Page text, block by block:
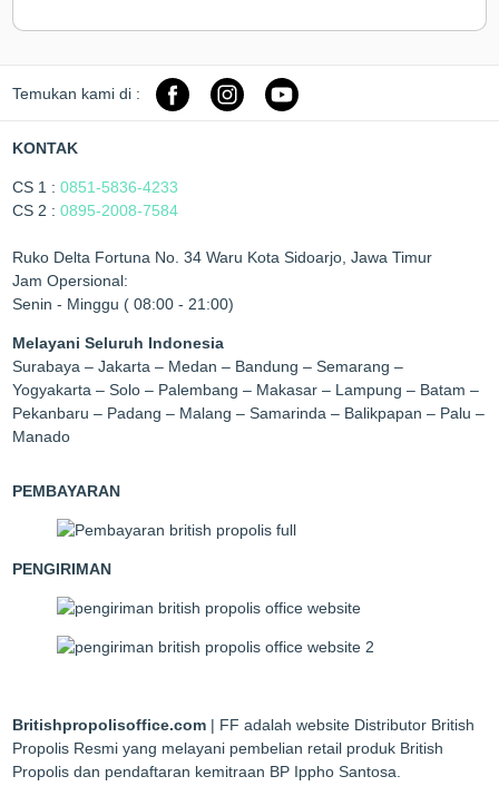
Temukan kami di :
KONTAK
CS 1 :0851-5836-4233
CS 2 :0895-2008-7584
Ruko Delta Fortuna No. 34 Waru Kota Sidoarjo, Jawa Timur
Jam Opersional:
Senin - Minggu ( 08:00 - 21:00)
Melayani Seluruh Indonesia
Surabaya – Jakarta – Medan – Bandung – Semarang –
Yogyakarta – Solo – Palembang – Makasar – Lampung – Batam –
Pekanbaru – Padang – Malang – Samarinda – Balikpapan – Palu –
Manado
PEMBAYARAN
PENGIRIMAN
Britishpropolisoffice.com | FF adalah website Distributor British
Propolis Resmi yang melayani pembelian retail produk British
Propolis dan pendaftaran kemitraan BP Ippho Santosa.